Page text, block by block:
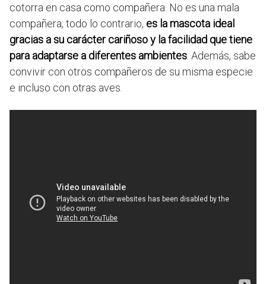
cotorra en casa como compañera. No es una mala
compañera, todo lo contrario, es la mascota ideal
gracias a su carácter cariñoso y la facilidad que tiene
para adaptarse a diferentes ambientes . Además, sabe
convivir con otros compañeros de su misma especie
e incluso con otras aves.